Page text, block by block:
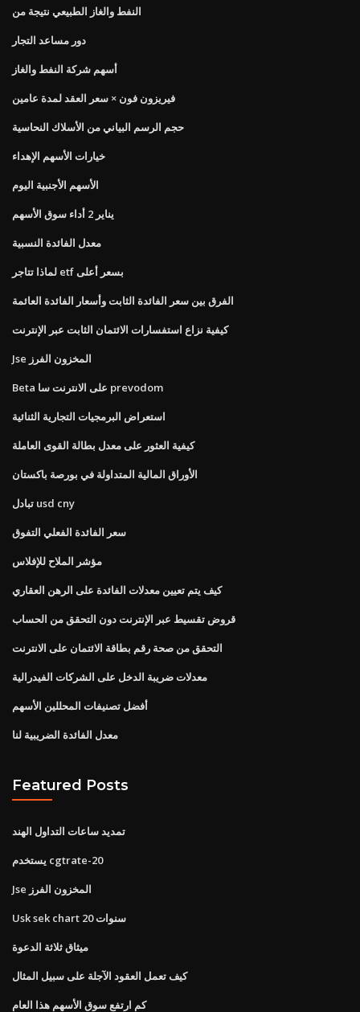
النفط والغاز الطبيعي نتيجة من
دور مساعد التجار
أسهم شركة النفط والغاز
فيريزون فون × سعر العقد لمدة عامين
حجم الرسم البياني من الأسلاك النحاسية
خيارات الأسهم الإهداء
الأسهم الأجنبية اليوم
يناير 2 أداء سوق الأسهم
معدل الفائدة النسبية
لماذا تتاجر etf بسعر أعلى
الفرق بين سعر الفائدة الثابت وأسعار الفائدة العائمة
كيفية نزاع استفسارات الائتمان الثابت عبر الإنترنت
Jse المخزون الفرز
Beta على الانترنت سا prevodom
استعراض البرمجيات التجارية الثنائية
كيفية العثور على معدل بطالة القوى العاملة
الأوراق المالية المتداولة في بورصة باكستان
تبادل usd cny
سعر الفائدة الفعلي التفوق
مؤشر الملاح للإفلاس
كيف يتم تعيين معدلات الفائدة على الرهن العقاري
قروض تقسيط عبر الإنترنت دون التحقق من الحساب
التحقق من صحة رقم بطاقة الائتمان على الانترنت
معدلات ضريبة الدخل على الشركات الفيدرالية
أفضل تصنيفات المحللين الأسهم
معدل الفائدة الضريبية لنا
Featured Posts
تمديد ساعات التداول الهند
يستخدم cgtrate-20
Jse المخزون الفرز
Usk sek chart 20 سنوات
ميثاق ثلاثة الدعوة
كيف تعمل العقود الآجلة على سبيل المثال
كم ارتفع سوق الأسهم هذا العام